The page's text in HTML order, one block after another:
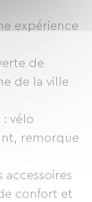
expérience
de
de la ville
: vélo
remorque
accessoires
confort et